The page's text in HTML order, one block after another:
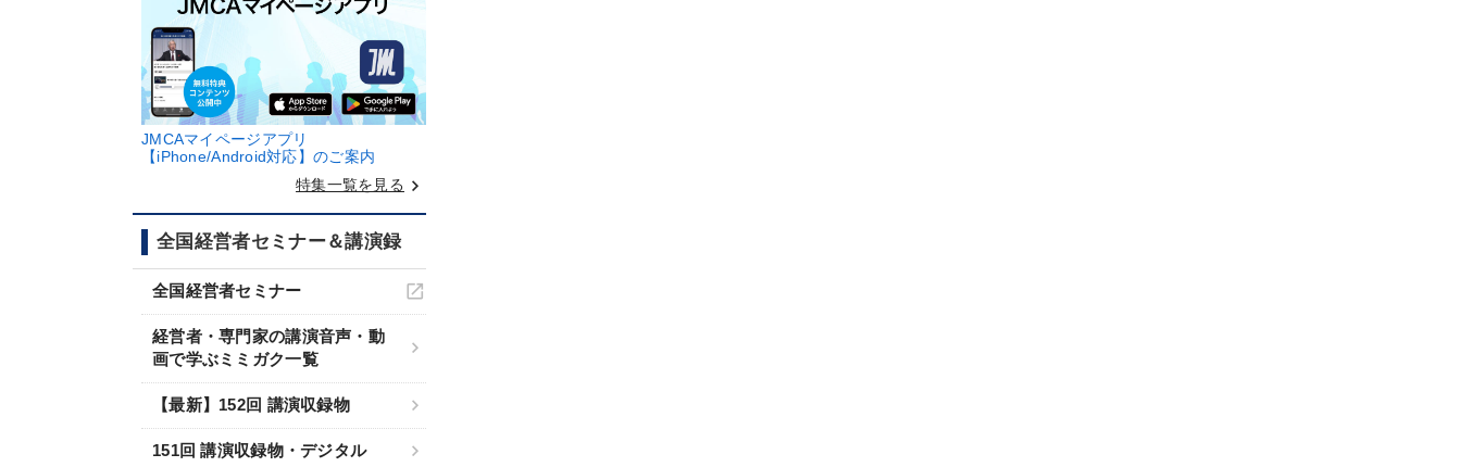
JMCAマイページアプリ
【iPhone/Android対応】のご案内
特集一覧を見る keyboard_arrow_right
全国経営者セミナー＆講演録
全国経営者セミナー
経営者・専門家の講演音声・動
画で学ぶミミガク一覧
【最新】152回 講演収録物
151回 講演収録物・デジタル